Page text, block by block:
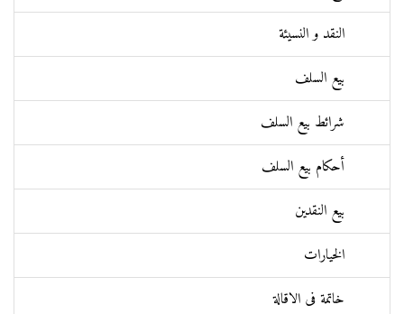
النقد و النسيئة
بيع السلف
شرائط بيع السلف
أحکام بيع السلف
بيع النقدين
الخيارات
خاتمة فی الاقالة